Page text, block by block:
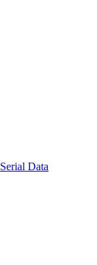
Serial Data